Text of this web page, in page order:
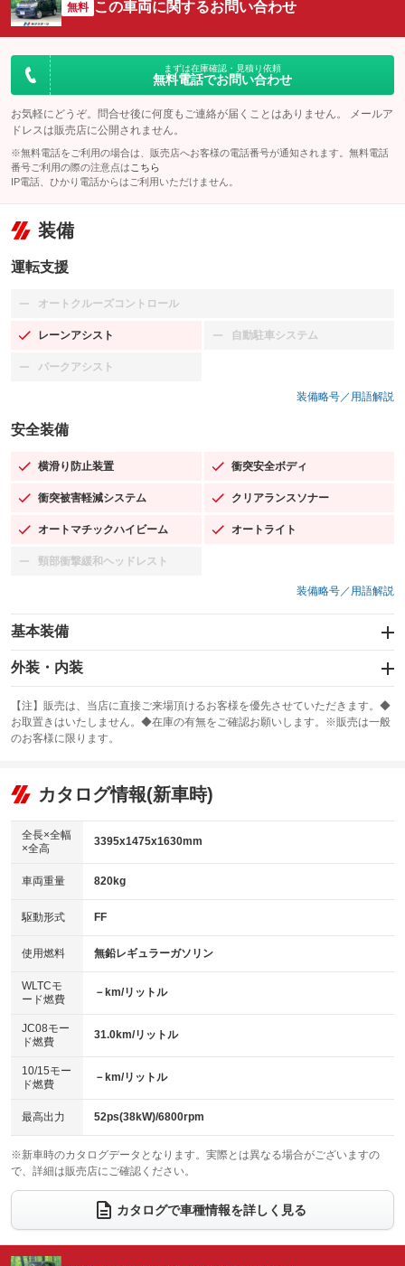
無料 この車両に関するお問い合わせ
まずは在庫確認・見積り依頼
無料電話でお問い合わせ
お気軽にどうぞ。問合せ後に何度もご連絡が届くことはありません。 メールア
ドレスは販売店に公開されません。
※無料電話をご利用の場合は、販売店へお客様の電話番号が通知されます。無料電話
番号ご利用の際の注意点は こちら
IP電話、ひかり電話からはご利用いただけません。
装備
運転支援
オートクルーズコントロール
：装備なし
レーンアシスト
：装備あり 自動駐車システム
：装備なし
パークアシスト
：装備なし
装備略号／用語解説
安全装備
横滑り防止装置
：装備あり 衝突安全ボディ
：装備あり
衝突被害軽減システム
：装備あり クリアランスソナー
：装備あり
オートマチックハイビーム
：装備あり オートライト
：装備あり
頸部衝撃緩和ヘッドレスト
：装備なし
装備略号／用語解説
基本装備
エアバッグ：運転席/助手席
：装備あり
：装備なし
サンルーフ
：装備なし ABS
リフトアップ
：装備なし
：装備なし
パワーウィンドウ
アイドリングストップ
：装備あり
USB入力端子
：装備なし
100V電源
：装備なし
センターデフロック
：装備なし
電動格納ミラー
：装備あり
外装・内装
カーナビ：SDナビ
：装備あり
TV：フルセグ
：装備あり
ビジュアル：-／DVD再生
：装備あり
アルミホイール：14インチ
：装備あり
HID(キセノンライト)
バックカメラ
エアロ
：装備なし
ローダウン
：装備なし
ベンチシート
：装備あり
チップアップシート
：装備なし
電動格納サードシート
：装備なし シートヒーター
：装備あり
ウォークスルー
電動リアゲート フロントカメラ
：装備なし
シートエアコン
：装備なし 全周囲カメラ
：装備なし
【注】販売は、当店に直接ご来場頂けるお客様を優先させていただきます。◆
お取置きはいたしません。◆在庫の有無をご確認お願いします。※販売は一般
のお客様に限ります。
カタログ情報(新車時)
全長×全幅
×全高
3395x1475x1630mm
車両重量 820kg
駆動形式 FF
使用燃料 無鉛レギュラーガソリン
WLTCモ
ード燃費
－km/リットル
JC08モー
ド燃費
31.0km/リットル
10/15モー
ド燃費
－km/リットル
最高出力 52ps(38kW)/6800rpm
※新車時のカタログデータとなります。実際とは異なる場合がございますの
で、詳細は販売店にご確認ください。
カタログで車種情報を詳しく見る